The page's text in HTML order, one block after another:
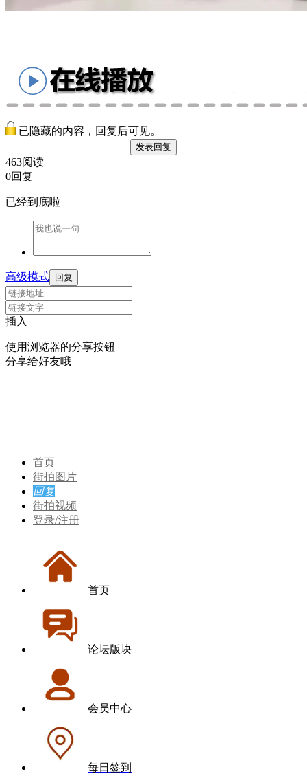
已隐藏的内容，回复后可见。
发表回复
463阅读
0回复
已经到底啦
高级模式 回复
插入
使用浏览器的分享按钮
分享给好友哦
首页
街拍图片
回复
街拍视频
登录/注册
首页
论坛版块
会员中心
每日签到